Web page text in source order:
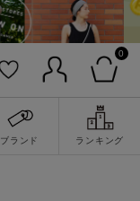
0
ブランド ランキング